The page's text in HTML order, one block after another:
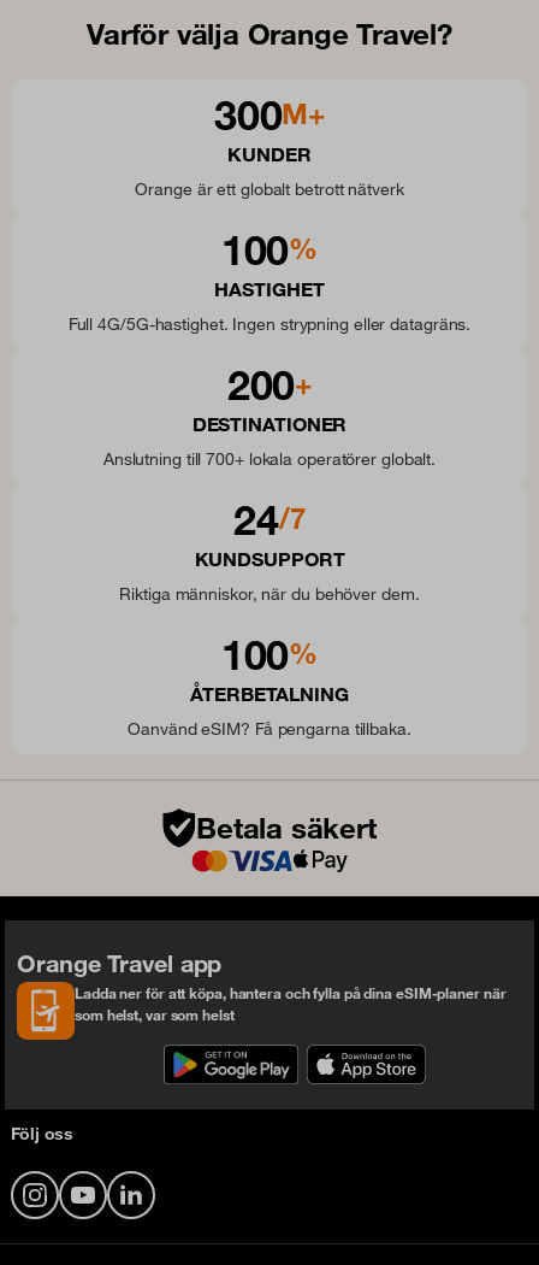
Varför välja Orange Travel?
300M+
KUNDER
Orange är ett globalt betrott nätverk
100%
HASTIGHET
Full 4G/5G-hastighet. Ingen strypning eller datagräns.
200+
DESTINATIONER
Anslutning till 700+ lokala operatörer globalt.
24/7
KUNDSUPPORT
Riktiga människor, när du behöver dem.
100%
ÅTERBETALNING
Oanvänd eSIM? Få pengarna tillbaka.
Betala säkert
Orange Travel app
Ladda ner för att köpa, hantera och fylla på dina eSIM-planer när
som helst, var som helst
Följ oss
InstagramYouTubeLinkedIn